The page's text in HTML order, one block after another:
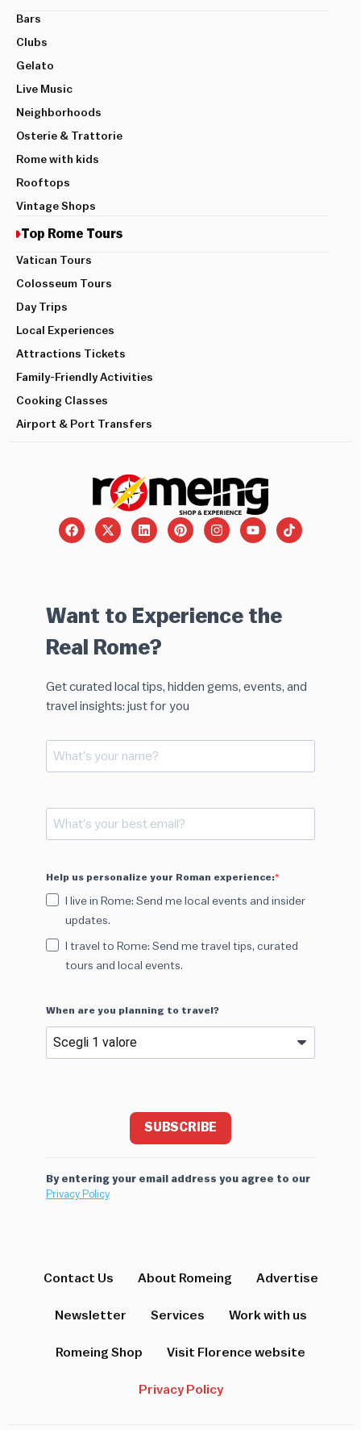
Bars
Clubs
Gelato
Live Music
Neighborhoods
Osterie & Trattorie
Rome with kids
Rooftops
Vintage Shops
Top Rome Tours
Vatican Tours
Colosseum Tours
Day Trips
Local Experiences
Attractions Tickets
Family-Friendly Activities
Cooking Classes
Airport & Port Transfers
Want to Experience the
Real Rome?
Get curated local tips, hidden gems, events, and
travel insights: just for you
Help us personalize your Roman experience:
I live in Rome: Send me local events and insider
updates.
I travel to Rome: Send me travel tips, curated
tours and local events.
When are you planning to travel?
SUBSCRIBE
By entering your email address you agree to our
Privacy Policy
Contact Us About Romeing Advertise
Newsletter Services Work with us
Romeing Shop Visit Florence website
Privacy Policy